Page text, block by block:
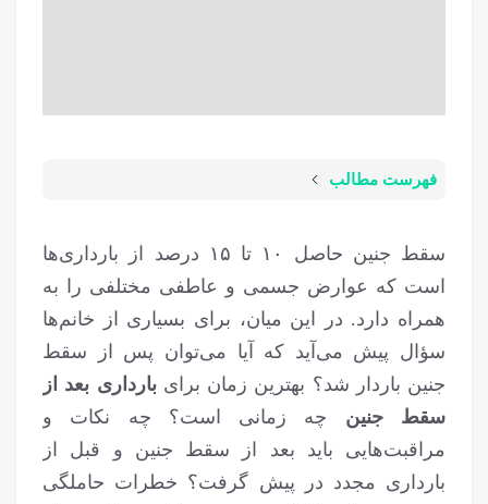
فهرست مطالب
سقط جنین حاصل ۱۰ تا ۱۵ درصد از بارداری‌ها
است که عوارض جسمی و عاطفی مختلفی را به
همراه دارد. در این میان، برای بسیاری از خانم‌ها
سؤال پیش می‌آید که آیا می‌توان پس از سقط
جنین باردار شد؟ بهترین زمان برایبارداری بعد از
سقط جنین چه زمانی است؟ چه نکات و
مراقبت‌هایی باید بعد از سقط جنین و قبل از
بارداری مجدد در پیش گرفت؟ خطرات حاملگی